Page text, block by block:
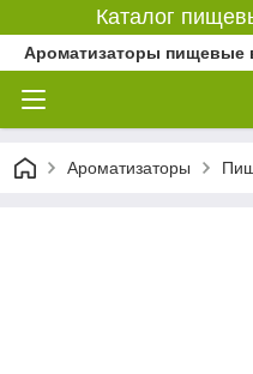
Каталог
Ароматизаторы пищевые
Ароматизаторы